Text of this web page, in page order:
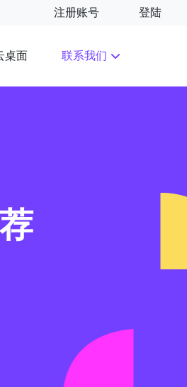
注册账号 登陆
桌面 联系我们